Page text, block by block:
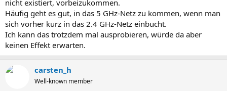
nicht existiert, vorbeizukommen.
Häufig geht es gut, in das 5 GHz-Netz zu kommen, wenn man
sich vorher kurz in das 2.4 GHz-Netz einbucht.
Ich kann das trotzdem mal ausprobieren, würde da aber
keinen Effekt erwarten.
carsten_h
Well-known member